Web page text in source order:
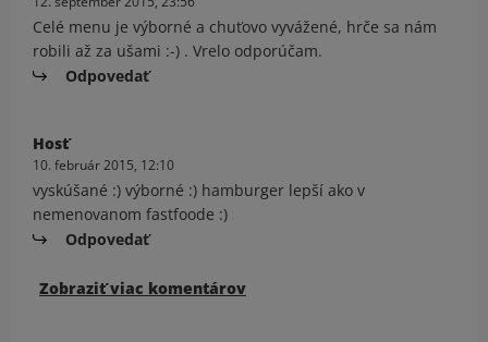
Celé menu je výborné a chuťovo vyvážené, hrče sa nám
robili až za ušami :-) . Vrelo odporúčam.
Odpovedať
Hosť
10. február 2015, 12:10
vyskúšané :) výborné :) hamburger lepší ako v
nemenovanom fastfoode :)
Odpovedať
Zobraziť viac komentárov